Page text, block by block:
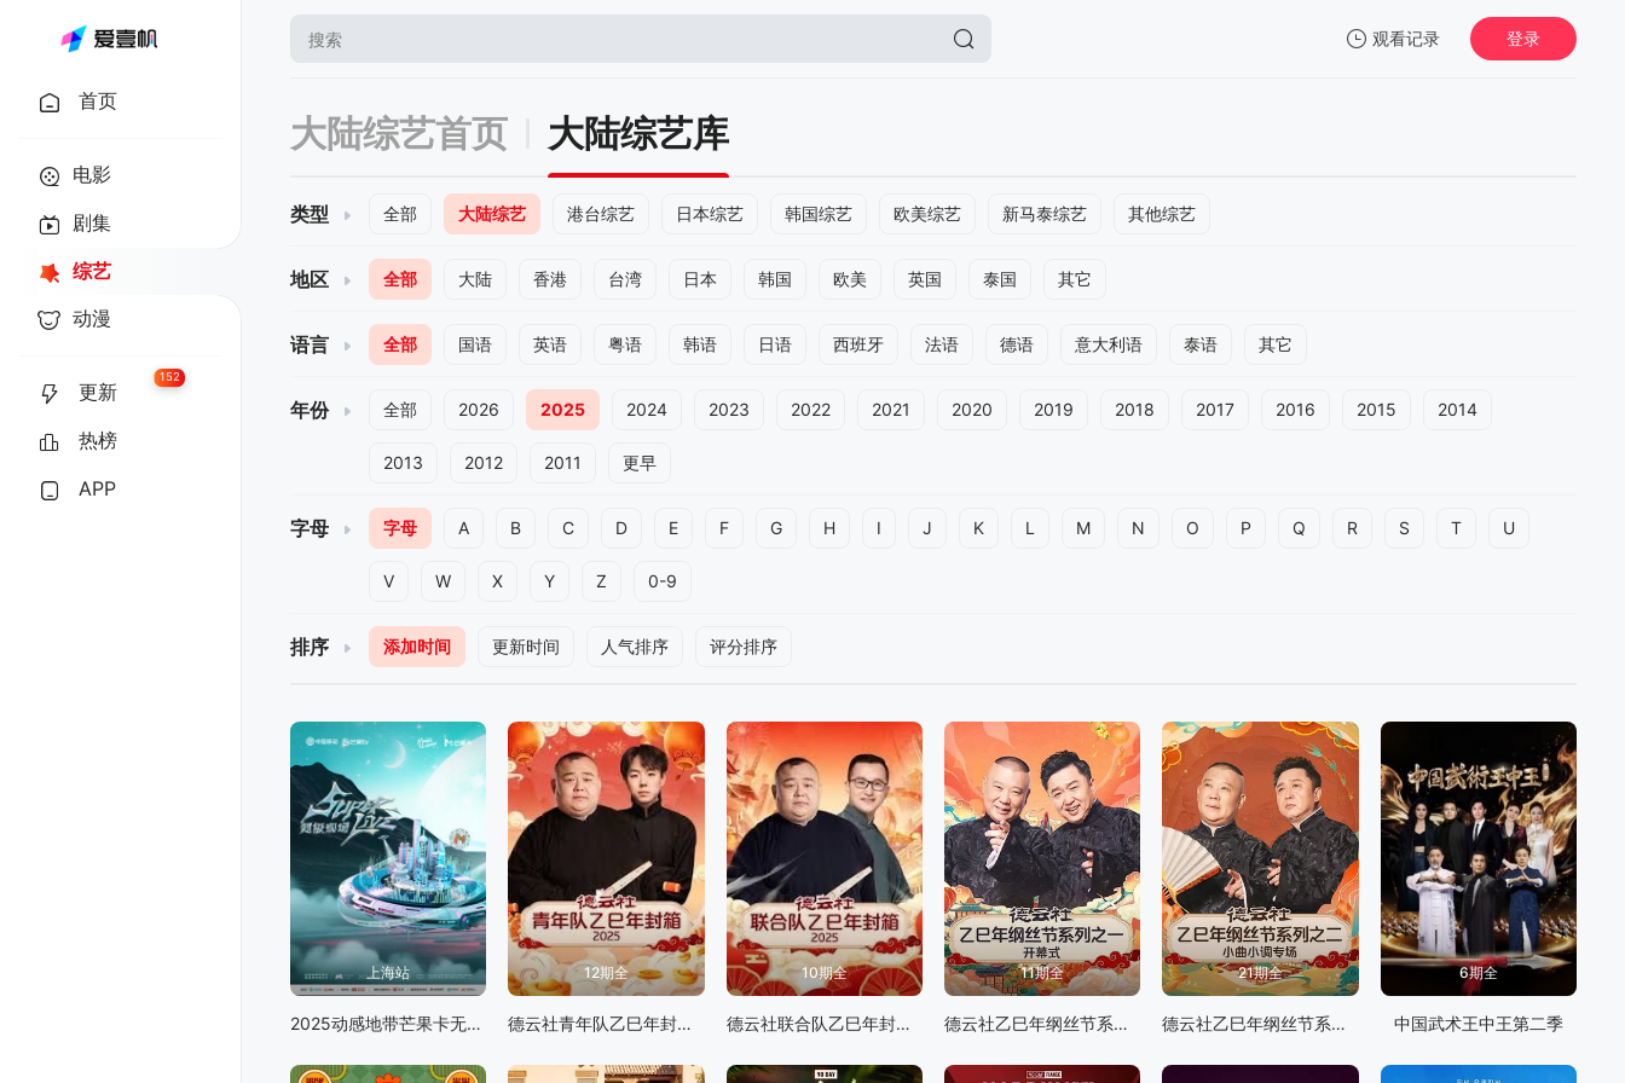
观看记录 登录
首页
电影
剧集
综艺
动漫
更新
152
热榜
APP
大陆综艺首页 大陆综艺库
类型 全部 大陆综艺 港台综艺 日本综艺 韩国综艺 欧美综艺 新马泰综艺 其他综艺
地区 全部 大陆 香港 台湾 日本 韩国 欧美 英国 泰国 其它
语言 全部 国语 英语 粤语 韩语 日语 西班牙 法语 德语 意大利语 泰语 其它
年份 全部 2026 2025 2024 2023 2022 2021 2020 2019 2018 2017 2016 2015 2014
2013 2012 2011 更早
字母 字母 A B C D E F G H I J K L M N O P Q R S T U
V W X Y Z 0-9
排序 添加时间 更新时间 人气排序 评分排序
上海站
2025动感地带芒果卡无限X SuperLive超级现场
12期全
德云社青年队乙巳年封箱2025
10期全
德云社联合队乙巳年封箱2025
11期全
德云社乙巳年纲丝节系列之一开幕式
21期全
德云社乙巳年纲丝节系列之二小曲小调专场
6期全
中国武术王中王第二季